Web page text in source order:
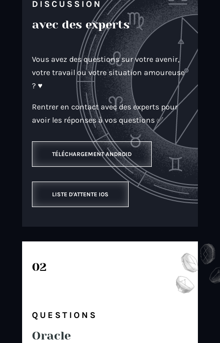
DISCUSSION
avec des experts
Vous avez des questions sur votre avenir,
votre travail ou votre situation amoureuse
? ♥️
Rentrer en contact avec des experts pour
avoir les réponses à vos questions ✅
TÉLÉCHARGEMENT ANDROID
LISTE D'ATTENTE IOS
02
QUESTIONS
Oracle